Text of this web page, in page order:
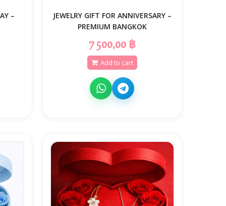
–
JEWELRY GIFT FOR ANNIVERSARY –
PREMIUM BANGKOK
7 500,00 ฿
Add to cart